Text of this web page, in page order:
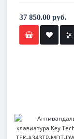
37 850.00 руб.